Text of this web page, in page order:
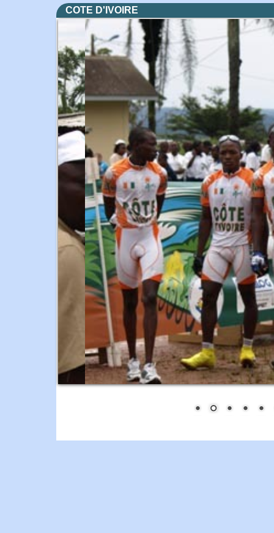
COTE D'IVOIRE